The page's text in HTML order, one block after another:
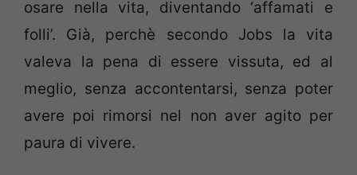
osare nella vita, diventando ‘affamati e
folli’. Già, perchè secondo Jobs la vita
valeva la pena di essere vissuta, ed al
meglio, senza accontentarsi, senza poter
avere poi rimorsi nel non aver agito per
paura di vivere.